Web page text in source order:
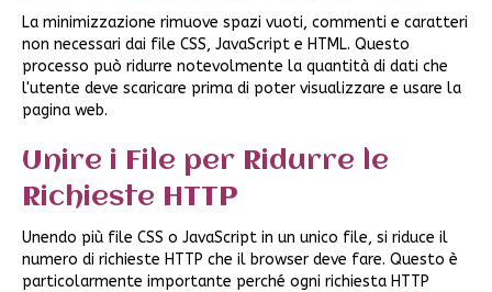
La minimizzazione rimuove spazi vuoti, commenti e caratteri
non necessari dai file CSS, JavaScript e HTML. Questo
processo può ridurre notevolmente la quantità di dati che
l'utente deve scaricare prima di poter visualizzare e usare la
pagina web.
Unire i File per Ridurre le
Richieste HTTP
Unendo più file CSS o JavaScript in un unico file, si riduce il
numero di richieste HTTP che il browser deve fare. Questo è
particolarmente importante perché ogni richiesta HTTP